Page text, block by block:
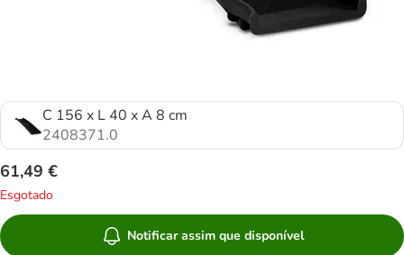
C 156 x L 40 x A 8 cm
2408371.0
61,49 €
Esgotado
Notificar assim que disponível